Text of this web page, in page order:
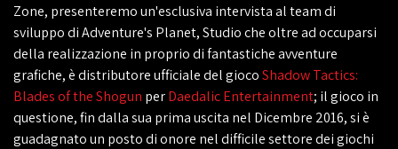
Zone, presenteremo un'esclusiva intervista al team di
sviluppo di Adventure's Planet, Studio che oltre ad occuparsi
della realizzazione in proprio di fantastiche avventure
grafiche, è distributore ufficiale del giocoShadow Tactics:
Blades of the Shogun perDaedalic Entertainment; il gioco in
questione, fin dalla sua prima uscita nel Dicembre 2016, si è
guadagnato un posto di onore nel difficile settore dei giochi